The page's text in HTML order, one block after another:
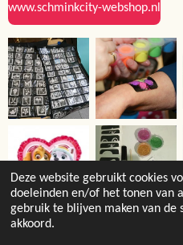
Deze website gebruikt cookies
doeleinden en/of het tonen van
gebruik te blijven maken van de
akkoord.
www.schminkcity-webshop.nl